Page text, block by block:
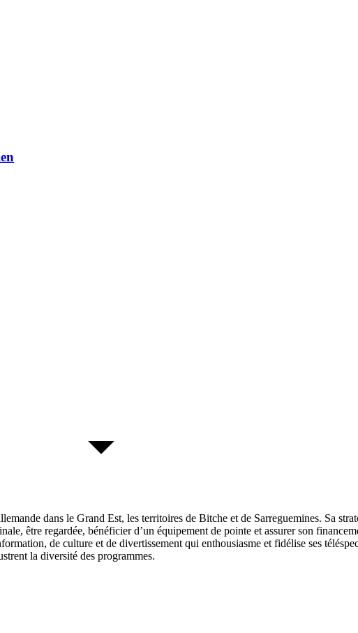
dans le Grand Est, les territoires de Bitche et de Sarreguemines. Sa
être regardée, bénéficier d’un équipement de pointe et assurer son
de culture et de divertissement qui enthousiasme et fidélise ses
la diversité des programmes.